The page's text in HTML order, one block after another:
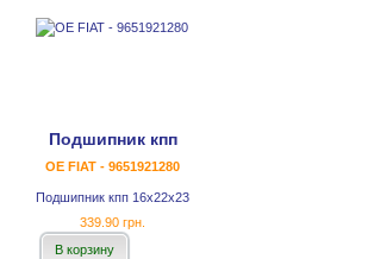
Подшипник кпп
OE FIAT - 9651921280
Подшипник кпп 16x22x23
339.90 грн.
В корзину